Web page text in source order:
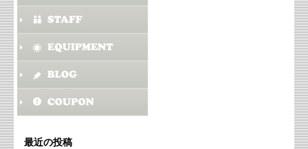
最近の投稿